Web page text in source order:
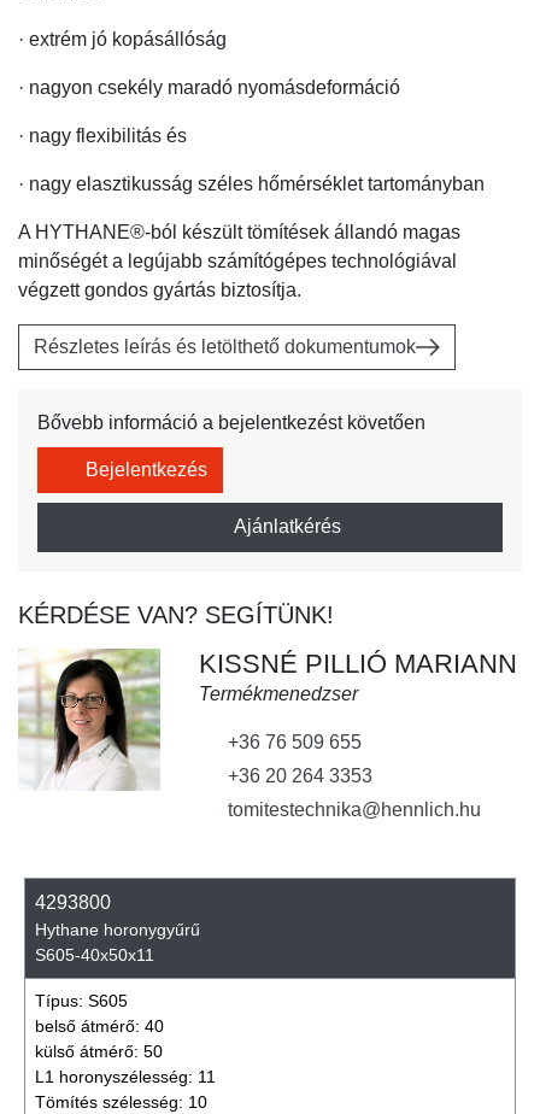
· extrém jó kopásállóság
· nagyon csekély maradó nyomásdeformáció
· nagy flexibilitás és
· nagy elasztikusság széles hőmérséklet tartományban
A HYTHANE®-ból készült tömítések állandó magas
minőségét a legújabb számítógépes technológiával
végzett gondos gyártás biztosítja.
Részletes leírás és letölthető dokumentumok
Bővebb információ a bejelentkezést követően
Bejelentkezés
Ajánlatkérés
KÉRDÉSE VAN? SEGÍTÜNK!
KISSNÉ PILLIÓ MARIANN
Termékmenedzser
+36 76 509 655
+36 20 264 3353
tomitestechnika@hennlich.hu
4293800
Hythane horonygyűrű
S605-40x50x11
Típus: S605
belső átmérő: 40
külső átmérő: 50
L1 horonyszélesség: 11
Tömítés szélesség: 10